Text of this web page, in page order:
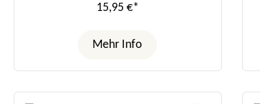
15,95 €*
Mehr Info